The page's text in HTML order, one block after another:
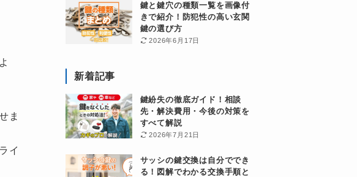
ま
イ
鍵と鍵穴の種類一覧を画像付
きで紹介！防犯性の高い玄関
鍵の選び方
2026年6月17日
新着記事
鍵紛失の徹底ガイド！相談
先・解決費用・今後の対策を
すべて解説
2026年7月21日
サッシの鍵交換は自分ででき
る！図解でわかる交換手順と